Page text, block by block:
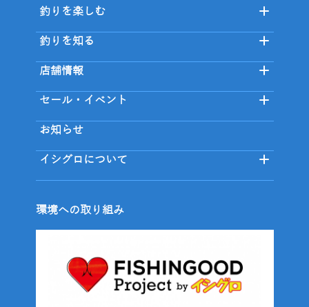
釣りを楽しむ
釣りを知る
店舗情報
セール・イベント
お知らせ
イシグロについて
環境への取り組み